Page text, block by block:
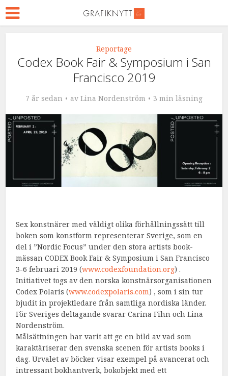
Reportage
Codex Book Fair & Symposium i San
Francisco 2019
7 år sedan av Lina Nordenström 3 min läsning
Sex konstnärer med väldigt olika förhållningssätt till
boken som konstform representerar Sverige, som en
del i ”Nordic Focus” under den stora artists book-
mässan CODEX Book Fair & Symposium i San Francisco
3-6 februari 2019 (www.codexfoundation.org) .
Initiativet togs av den norska konstnärsorganisationen
Codex Polaris (www.codexpolaris.com) , som i sin tur
bjudit in projektledare från samtliga nordiska länder.
För Sveriges deltagande svarar Carina Fihn och Lina
Nordenström.
Målsättningen har varit att ge en bild av vad som
karaktäriserar den svenska scenen för artists books i
dag. Urvalet av böcker visar exempel på avancerat och
intressant bokhantverk, bokobjekt med ett